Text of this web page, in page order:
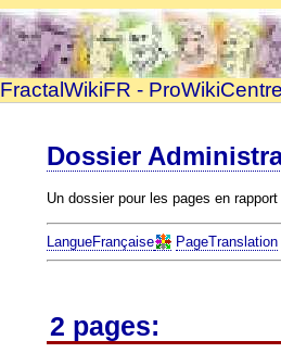
FractalWikiFR -
Dossier
Un dossier pour les pages en
LangueFrançaise PageTranslation
2 pages: